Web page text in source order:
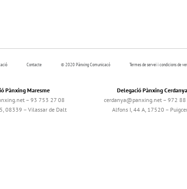
Contacte © 2020 Pànxing Comunicacó Termes de servei i condicions de
Pànxing Maresme
– 93 753 27 08
08339 – Vilassar de Dalt
Delegació Pànxing Cerdanya
cerdanya@panxing.net – 972
Alfons I, 44 A, 17520 –